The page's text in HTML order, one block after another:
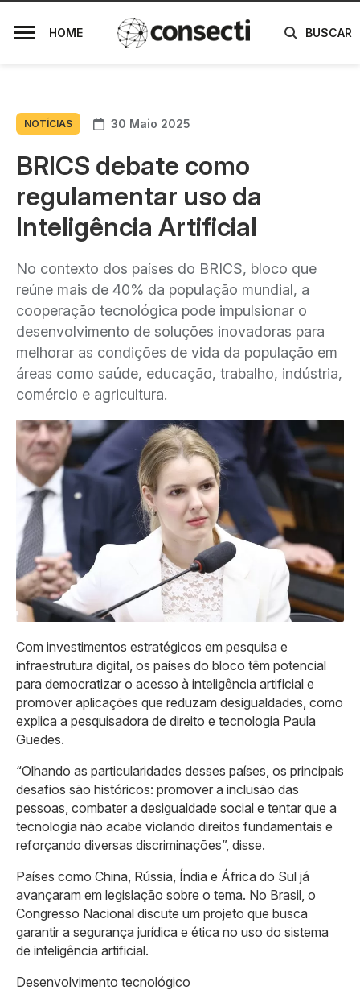
HOME BUSCAR
NOTÍCIAS 30 Maio 2025
BRICS debate como
regulamentar uso da
Inteligência Artificial
No contexto dos países do BRICS, bloco que
reúne mais de 40% da população mundial, a
cooperação tecnológica pode impulsionar o
desenvolvimento de soluções inovadoras para
melhorar as condições de vida da população em
áreas como saúde, educação, trabalho, indústria,
comércio e agricultura.
Com investimentos estratégicos em pesquisa e
infraestrutura digital, os países do bloco têm potencial
para democratizar o acesso à inteligência artificial e
promover aplicações que reduzam desigualdades, como
explica a pesquisadora de direito e tecnologia Paula
Guedes.
“Olhando as particularidades desses países, os principais
desafios são históricos: promover a inclusão das
pessoas, combater a desigualdade social e tentar que a
tecnologia não acabe violando direitos fundamentais e
reforçando diversas discriminações”, disse.
Países como China, Rússia, Índia e África do Sul já
avançaram em legislação sobre o tema. No Brasil, o
Congresso Nacional discute um projeto que busca
garantir a segurança jurídica e ética no uso do sistema
de inteligência artificial.
Desenvolvimento tecnológico